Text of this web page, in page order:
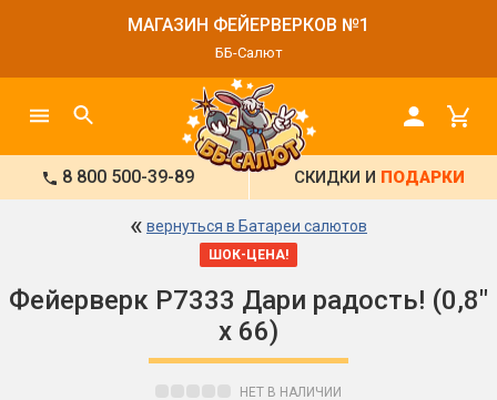
МАГАЗИН ФЕЙЕРВЕРКОВ №1
ББ-Салют
8 800 500-39-89 СКИДКИ И ПОДАРКИ
« вернуться в Батареи салютов
ШОК-ЦЕНА!
Фейерверк Р7333 Дари радость! (0,8"
х 66)
НЕТ В НАЛИЧИИ